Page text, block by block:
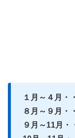
１月～４月・
８月～９月・
９月～11月・